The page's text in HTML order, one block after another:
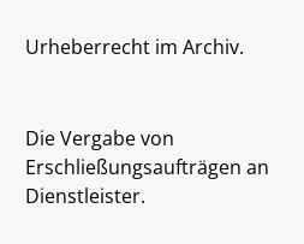
Urheberrecht im Archiv.
Die Vergabe von
Erschließungsaufträgen an
Dienstleister.